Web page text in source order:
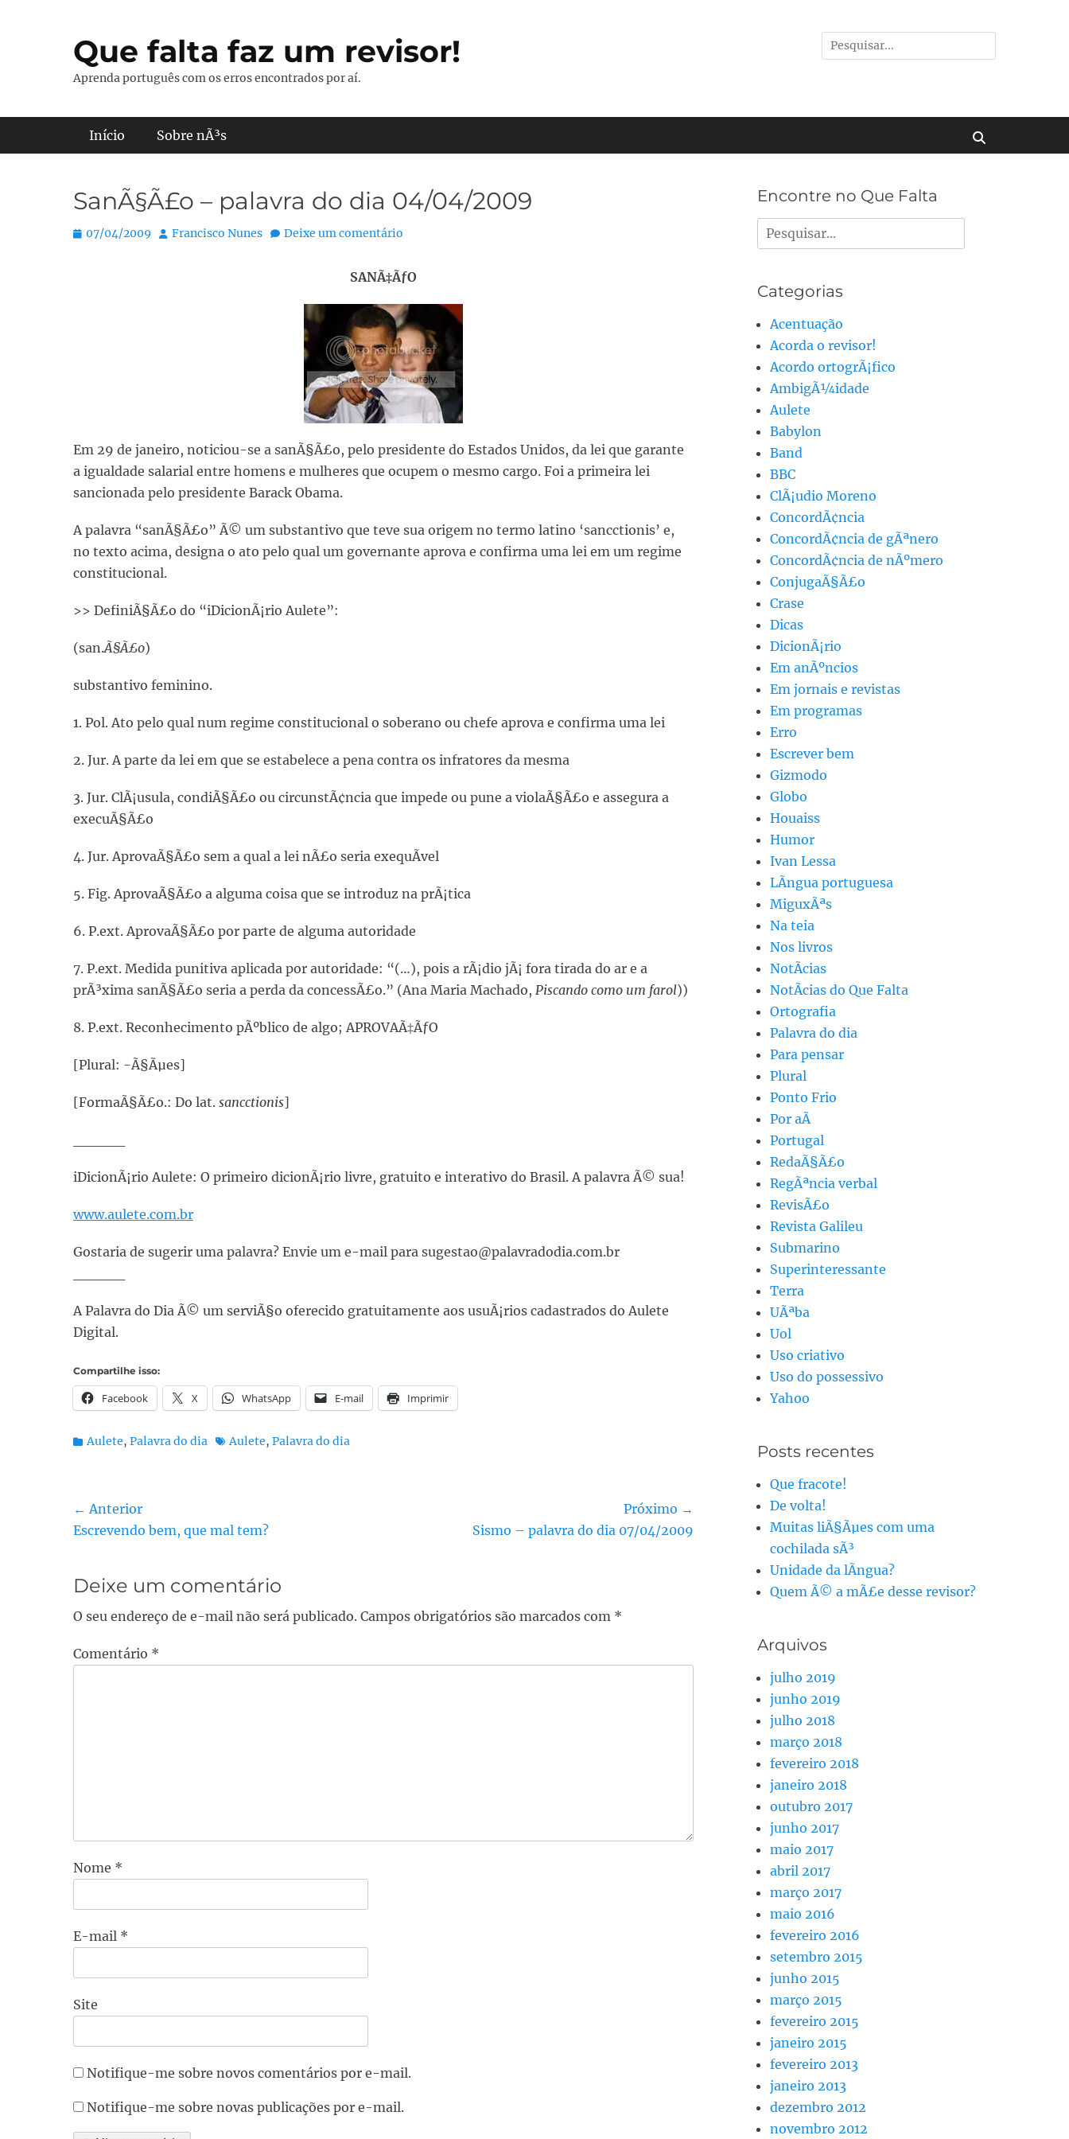
Que falta faz um revisor!
Aprenda português com os erros encontrados por aí.
Pesquisar
por:
Menu principal
Início Sobre nÃ³s
SanÃ§Ã£o – palavra do dia 04/04/2009
Posted
07/04/2009 Autor:
Francisco Nunes Deixe um comentário
SANÃ‡ÃƒO
Em 29 de janeiro, noticiou-se a sanÃ§Ã£o, pelo presidente do Estados Unidos, da lei que garante
a igualdade salarial entre homens e mulheres que ocupem o mesmo cargo. Foi a primeira lei
sancionada pelo presidente Barack Obama.
A palavra “sanÃ§Ã£o” Ã© um substantivo que teve sua origem no termo latino ‘sancctionis’ e,
no texto acima, designa o ato pelo qual um governante aprova e confirma uma lei em um regime
constitucional.
>> DefiniÃ§Ã£o do “iDicionÃ¡rio Aulete”:
(san.Ã§Ã£o)
substantivo feminino.
1. Pol. Ato pelo qual num regime constitucional o soberano ou chefe aprova e confirma uma lei
2. Jur. A parte da lei em que se estabelece a pena contra os infratores da mesma
3. Jur. ClÃ¡usula, condiÃ§Ã£o ou circunstÃ¢ncia que impede ou pune a violaÃ§Ã£o e assegura a
execuÃ§Ã£o
4. Jur. AprovaÃ§Ã£o sem a qual a lei nÃ£o seria exequÃ­vel
5. Fig. AprovaÃ§Ã£o a alguma coisa que se introduz na prÃ¡tica
6. P.ext. AprovaÃ§Ã£o por parte de alguma autoridade
7. P.ext. Medida punitiva aplicada por autoridade: “(…), pois a rÃ¡dio jÃ¡ fora tirada do ar e a
prÃ³xima sanÃ§Ã£o seria a perda da concessÃ£o.” (Ana Maria Machado, Piscando como um farol))
8. P.ext. Reconhecimento pÃºblico de algo; APROVAÃ‡ÃƒO
[Plural: -Ã§Ãµes]
[FormaÃ§Ã£o.: Do lat. sancctionis]
iDicionÃ¡rio Aulete: O primeiro dicionÃ¡rio livre, gratuito e interativo do Brasil. A palavra Ã© sua!
www.aulete.com.br
Gostaria de sugerir uma palavra? Envie um e-mail para sugestao@palavradodia.com.br
A Palavra do Dia Ã© um serviÃ§o oferecido gratuitamente aos usuÃ¡rios cadastrados do Aulete
Digital.
Compartilhe isso:
Facebook X WhatsApp E-mail Imprimir
Categorias:
Aulete, Palavra do dia Tags:Aulete, Palavra do dia
Navegação
de
← Anterior
Post
Escrevendo bem, que mal tem?
Próximo →
Sismo – palavra do dia 07/04/2009
Deixe um comentário
O seu endereço de e-mail não será publicado. Campos obrigatórios são marcados com *
Comentário *
Nome *
E-mail *
Site
Notifique-me sobre novos comentários por e-mail.
Notifique-me sobre novas publicações por e-mail.
Encontre no Que Falta
Pesquisar
por:
Categorias
Acentuação
Acorda o revisor!
Acordo ortogrÃ¡fico
AmbigÃ¼idade
Aulete
Babylon
Band
BBC
ClÃ¡udio Moreno
ConcordÃ¢ncia
ConcordÃ¢ncia de gÃªnero
ConcordÃ¢ncia de nÃºmero
ConjugaÃ§Ã£o
Crase
Dicas
DicionÃ¡rio
Em anÃºncios
Em jornais e revistas
Em programas
Erro
Escrever bem
Gizmodo
Globo
Houaiss
Humor
Ivan Lessa
LÃ­ngua portuguesa
MiguxÃªs
Na teia
Nos livros
NotÃ­cias
NotÃ­cias do Que Falta
Ortografia
Palavra do dia
Para pensar
Plural
Ponto Frio
Por aÃ­
Portugal
RedaÃ§Ã£o
RegÃªncia verbal
RevisÃ£o
Revista Galileu
Submarino
Superinteressante
Terra
UÃªba
Uol
Uso criativo
Uso do possessivo
Yahoo
Posts recentes
Que fracote!
De volta!
Muitas liÃ§Ãµes com uma
cochilada sÃ³
Unidade da lÃ­ngua?
Quem Ã© a mÃ£e desse revisor?
Arquivos
julho 2019
junho 2019
julho 2018
março 2018
fevereiro 2018
janeiro 2018
outubro 2017
junho 2017
maio 2017
abril 2017
março 2017
maio 2016
fevereiro 2016
setembro 2015
junho 2015
março 2015
fevereiro 2015
janeiro 2015
fevereiro 2013
janeiro 2013
dezembro 2012
novembro 2012